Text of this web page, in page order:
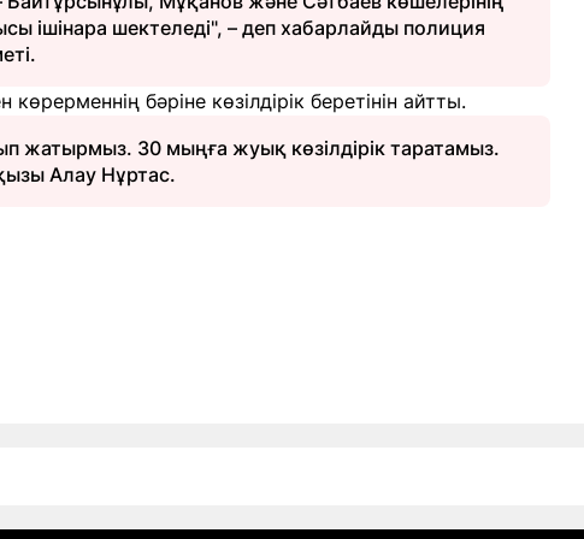
ішінара шектеледі", – деп хабарлайды полиция
бәріне көзілдірік беретінін айтты.
жатырмыз. 30 мыңға жуық көзілдірік таратамыз.
Алау Нұртас.